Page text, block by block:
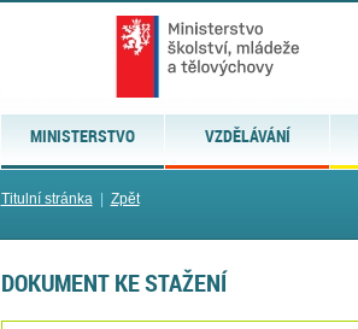
MINISTERSTVO VZDĚLÁVÁNÍ
Titulní stránka| Zpět
DOKUMENT KE STAŽENÍ